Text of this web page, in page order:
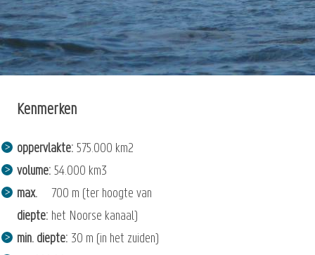
Kenmerken
oppervlakte 575.000 km2
volume 54.000 km3
max.
diepte
700 m (ter hoogte van
het Noorse kanaal)
min. diepte 30 m (in het zuiden)